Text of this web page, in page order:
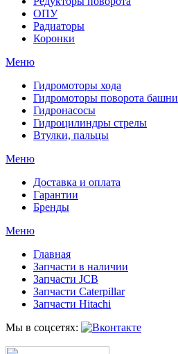
ОПУ
Радиаторы
Коронки
Меню
Гидромоторы хода
Гидромоторы поворота башни
Гидронасосы
Гидроцилиндры стрелы
Втулки, пальцы
Меню
Доставка и оплата
Гарантии
Бренды
Меню
Главная
Запчасти в наличии
Запчасти JCB
Запчасти Caterpillar
Запчасти Hitachi
Мы в соцсетях: